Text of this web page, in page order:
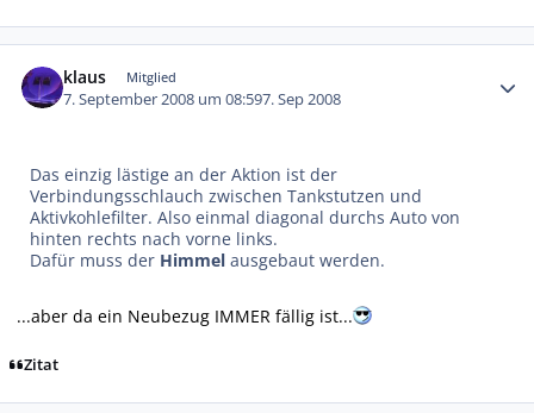
klaus Mitglied
7. September 2008 um 08:597. Sep 2008
Das einzig lästige an der Aktion ist der
Verbindungsschlauch zwischen Tankstutzen und
Aktivkohlefilter. Also einmal diagonal durchs Auto von
hinten rechts nach vorne links.
Dafür muss der Himmel ausgebaut werden.
...aber da ein Neubezug IMMER fällig ist...
Zitat